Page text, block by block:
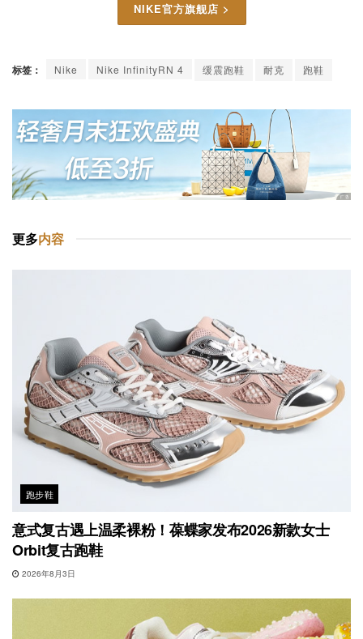
NIKE官方旗舰店 >
标签： Nike Nike InfinityRN 4 缓震跑鞋 耐克 跑鞋
更多内容
跑步鞋
意式复古遇上温柔裸粉！葆蝶家发布2026新款女士
Orbit复古跑鞋
2026年8月3日